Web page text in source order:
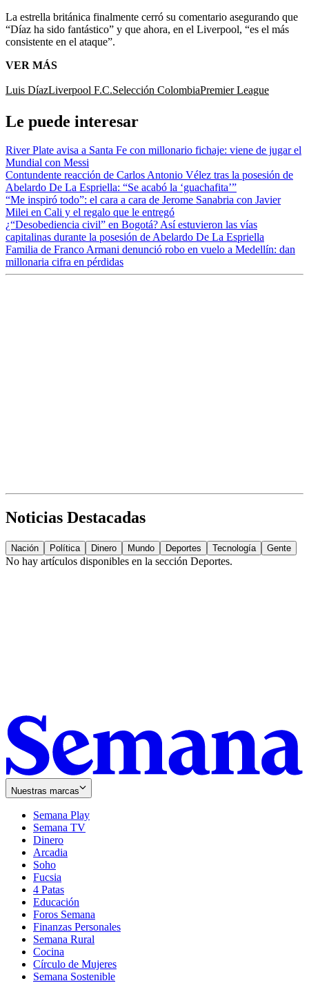
La estrella británica finalmente cerró su comentario asegurando que
“Díaz ha sido fantástico” y que ahora, en el Liverpool, “es el más
consistente en el ataque”.
VER MÁS
Luis DíazLiverpool F.C.Selección ColombiaPremier League
Le puede interesar
River Plate avisa a Santa Fe con millonario fichaje: viene de jugar el
Mundial con Messi
Contundente reacción de Carlos Antonio Vélez tras la posesión de
Abelardo De La Espriella: “Se acabó la ‘guachafita’”
“Me inspiró todo”: el cara a cara de Jerome Sanabria con Javier
Milei en Cali y el regalo que le entregó
¿“Desobediencia civil” en Bogotá? Así estuvieron las vías
capitalinas durante la posesión de Abelardo De La Espriella
Familia de Franco Armani denunció robo en vuelo a Medellín: dan
millonaria cifra en pérdidas
Noticias Destacadas
Nación Política Dinero Mundo Deportes Tecnología Gente
No hay artículos disponibles en la sección Deportes.
Nuestras marcas
Semana Play
Semana TV
Dinero
Arcadia
Soho
in
new
window
Fucsia
in
new
window
4 Patas
Educación
Foros Semana
Finanzas Personales
Semana Rural
Cocina
Círculo de Mujeres
Semana Sostenible